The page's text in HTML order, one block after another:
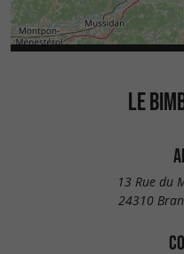
LE
13 Rue du
24310